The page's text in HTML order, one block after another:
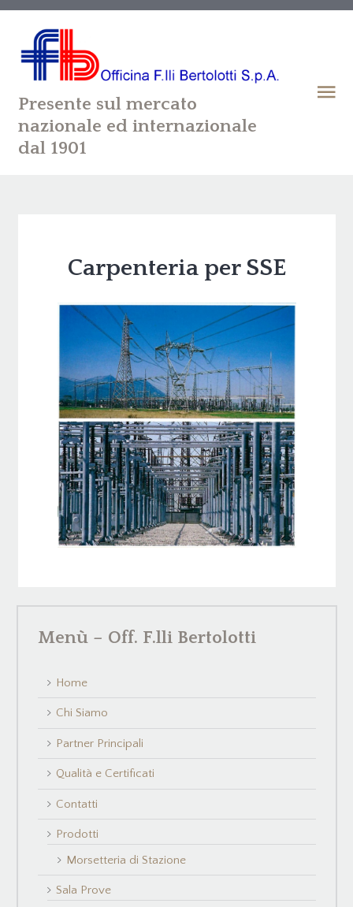
Presente sul mercato
nazionale ed internazionale
dal 1901
Carpenteria per SSE
Menù – Off. F.lli Bertolotti
Home
Chi Siamo
Partner Principali
Qualità e Certificati
Contatti
Prodotti
Morsetteria di Stazione
Sala Prove